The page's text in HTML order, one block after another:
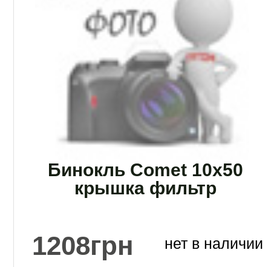
Бинокль Comet 10x50
крышка фильтр
1208грн нет в наличии